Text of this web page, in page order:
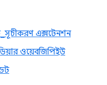
এক্সটেনশন
ওয়েবজিপিইউ